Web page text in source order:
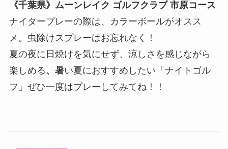
《千葉県》ムーンレイク ゴルフクラブ 市原コース
ナイタープレーの際は、カラーボールがオスス
メ。虫除けスプレーはお忘れなく！
夏の夜に日焼けを気にせず、涼しさを感じながら
楽しめる 、暑い夏におすすめしたい「ナイトゴル
フ」ぜひ一度はプレーしてみてね！！